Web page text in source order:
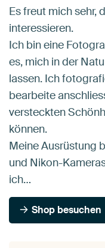
Es freut mich sehr,
interessieren.
Ich bin eine
es, mich in der
lassen. Ich
bearbeite
versteckten
können.
Meine Ausrüstung
und Nikon-
ich…
Shop besuchen